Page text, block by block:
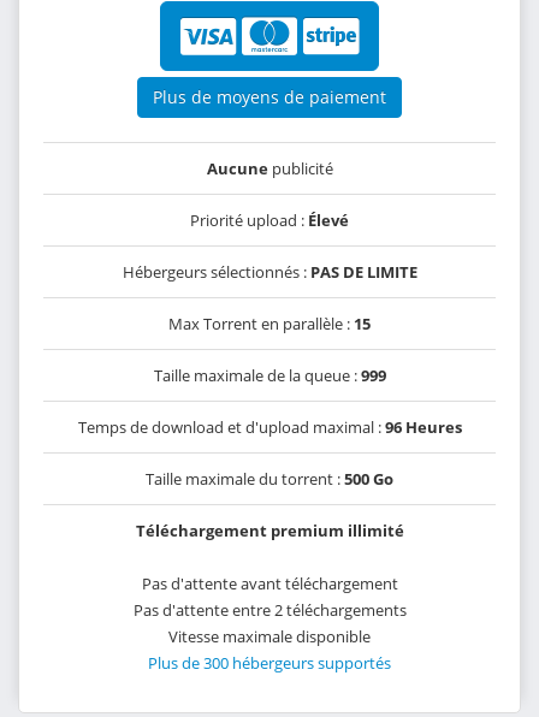
Plus de moyens de paiement
Aucunepublicité
Priorité upload : Élevé
Hébergeurs sélectionnés : PAS DE LIMITE
Max Torrent en parallèle : 15
Taille maximale de la queue :999
Temps de download et d'upload maximal :96 Heures
Taille maximale du torrent :500 Go
Téléchargement premium illimité
Pas d'attente avant téléchargement
Pas d'attente entre 2 téléchargements
Vitesse maximale disponible
Plus de 300 hébergeurs supportés